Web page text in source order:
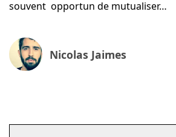
souvent opportun de mutualiser…
Nicolas Jaimes